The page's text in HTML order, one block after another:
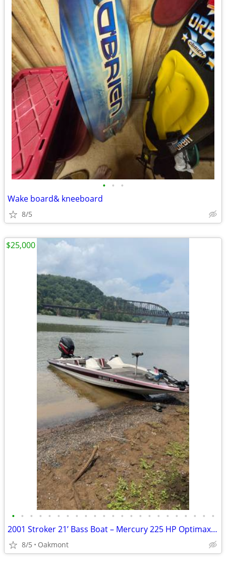
• • •
Wake board& kneeboard
8/5
• • • • • • • • • • • • • • • • • • • • • • •
2001 Stroker 21’ Bass Boat – Mercury 225 HP Optimax – 250 Hours
8/5 Oakmont
$25,000